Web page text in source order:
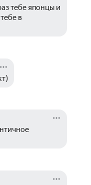
тебе японцы и
в